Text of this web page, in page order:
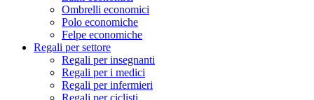
Ombrelli economici
Polo economiche
Felpe economiche
Regali per settore
Regali per insegnanti
Regali per i medici
Regali per infermieri
Regali per ciclisti